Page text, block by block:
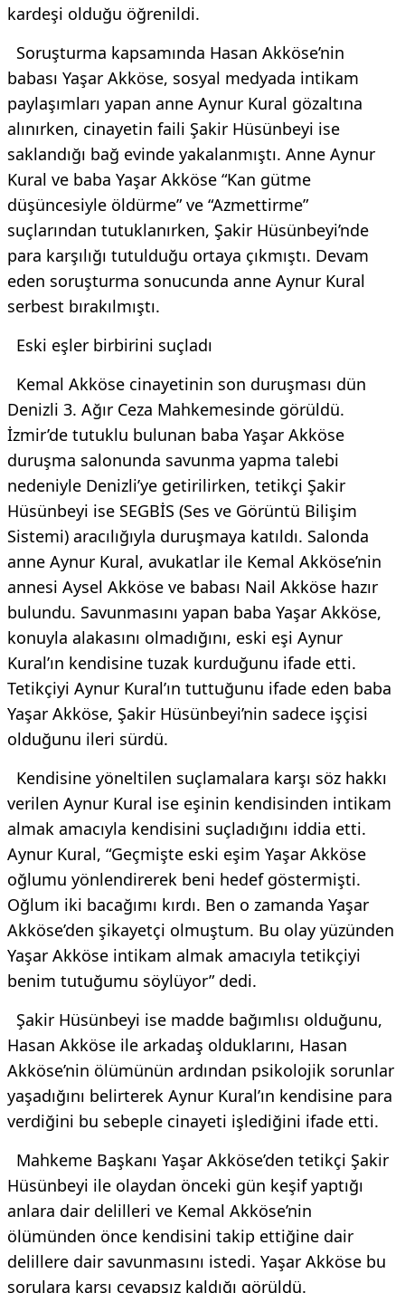
kardeşi olduğu öğrenildi.
Soruşturma kapsamında Hasan Akköse’nin
babası Yaşar Akköse, sosyal medyada intikam
paylaşımları yapan anne Aynur Kural gözaltına
alınırken, cinayetin faili Şakir Hüsünbeyi ise
saklandığı bağ evinde yakalanmıştı. Anne Aynur
Kural ve baba Yaşar Akköse “Kan gütme
düşüncesiyle öldürme” ve “Azmettirme”
suçlarından tutuklanırken, Şakir Hüsünbeyi’nde
para karşılığı tutulduğu ortaya çıkmıştı. Devam
eden soruşturma sonucunda anne Aynur Kural
serbest bırakılmıştı.
Eski eşler birbirini suçladı
Kemal Akköse cinayetinin son duruşması dün
Denizli 3. Ağır Ceza Mahkemesinde görüldü.
İzmir’de tutuklu bulunan baba Yaşar Akköse
duruşma salonunda savunma yapma talebi
nedeniyle Denizli’ye getirilirken, tetikçi Şakir
Hüsünbeyi ise SEGBİS (Ses ve Görüntü Bilişim
Sistemi) aracılığıyla duruşmaya katıldı. Salonda
anne Aynur Kural, avukatlar ile Kemal Akköse’nin
annesi Aysel Akköse ve babası Nail Akköse hazır
bulundu. Savunmasını yapan baba Yaşar Akköse,
konuyla alakasını olmadığını, eski eşi Aynur
Kural’ın kendisine tuzak kurduğunu ifade etti.
Tetikçiyi Aynur Kural’ın tuttuğunu ifade eden baba
Yaşar Akköse, Şakir Hüsünbeyi’nin sadece işçisi
olduğunu ileri sürdü.
Kendisine yöneltilen suçlamalara karşı söz hakkı
verilen Aynur Kural ise eşinin kendisinden intikam
almak amacıyla kendisini suçladığını iddia etti.
Aynur Kural, “Geçmişte eski eşim Yaşar Akköse
oğlumu yönlendirerek beni hedef göstermişti.
Oğlum iki bacağımı kırdı. Ben o zamanda Yaşar
Akköse’den şikayetçi olmuştum. Bu olay yüzünden
Yaşar Akköse intikam almak amacıyla tetikçiyi
benim tutuğumu söylüyor” dedi.
Şakir Hüsünbeyi ise madde bağımlısı olduğunu,
Hasan Akköse ile arkadaş olduklarını, Hasan
Akköse’nin ölümünün ardından psikolojik sorunlar
yaşadığını belirterek Aynur Kural’ın kendisine para
verdiğini bu sebeple cinayeti işlediğini ifade etti.
Mahkeme Başkanı Yaşar Akköse’den tetikçi Şakir
Hüsünbeyi ile olaydan önceki gün keşif yaptığı
anlara dair delilleri ve Kemal Akköse’nin
ölümünden önce kendisini takip ettiğine dair
delillere dair savunmasını istedi. Yaşar Akköse bu
sorulara karşı cevapsız kaldığı görüldü.